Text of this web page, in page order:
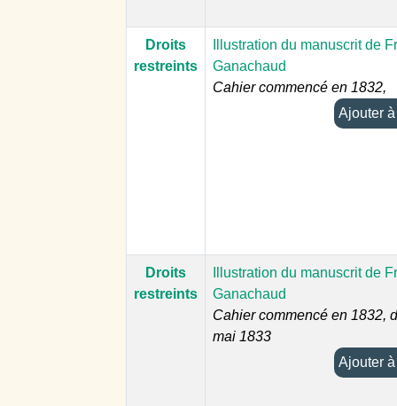
Droits
restreints
Illustration du manuscrit de
Ganachaud
Cahier commencé en 1832,
Droits
restreints
Illustration du manuscrit de
Ganachaud
Cahier commencé en 1832,
mai 1833